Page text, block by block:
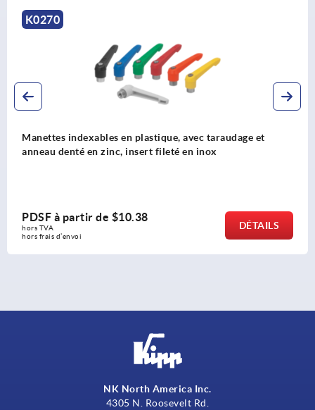
en plastique, avec taraudage et
insert fileté en inox
$10.38
Manette
PDSF à
hors TVA
hors frais d’envoi
NK North America Inc.
4305 N. Roosevelt Rd.